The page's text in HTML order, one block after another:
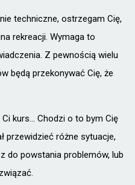
techniczne, ostrzegam Cię,
rekreacji. Wymaga to
Z pewnością wielu
będą przekonywać Cię, że
kurs... Chodzi o to bym Cię
przewidzieć różne sytuacje,
do powstania problemów, lub